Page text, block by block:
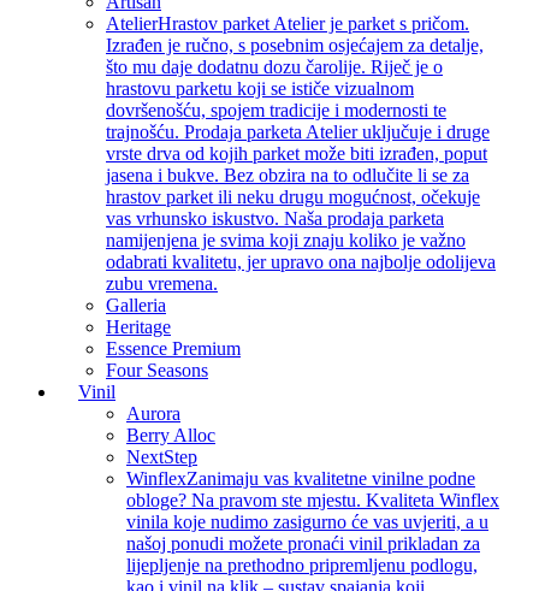
AtelierHrastov parket Atelier je parket s pričom.
Izrađen je ručno, s posebnim osjećajem za detalje,
što mu daje dodatnu dozu čarolije. Riječ je o
hrastovu parketu koji se ističe vizualnom
dovršenošću, spojem tradicije i modernosti te
trajnošću. Prodaja parketa Atelier uključuje i druge
vrste drva od kojih parket može biti izrađen, poput
jasena i bukve. Bez obzira na to odlučite li se za
hrastov parket ili neku drugu mogućnost, očekuje
vas vrhunsko iskustvo. Naša prodaja parketa
namijenjena je svima koji znaju koliko je važno
odabrati kvalitetu, jer upravo ona najbolje odolijeva
zubu vremena.
Galleria
Heritage
Essence Premium
Four Seasons
Vinil
Aurora
Berry Alloc
NextStep
WinflexZanimaju vas kvalitetne vinilne podne
obloge? Na pravom ste mjestu. Kvaliteta Winflex
vinila koje nudimo zasigurno će vas uvjeriti, a u
našoj ponudi možete pronaći vinil prikladan za
lijepljenje na prethodno pripremljenu podlogu,
kao i vinil na klik – sustav spajanja koji